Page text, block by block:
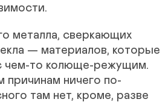
металла, сверкающих
— материалов, которые
чем-то колюще-режущим.
причинам ничего по-
там нет, кроме, разве